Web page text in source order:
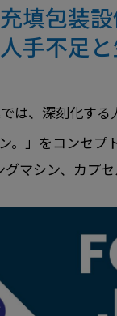
填包装
手不足
は、深刻化する
。」をコンセプ
グマシン、カプ